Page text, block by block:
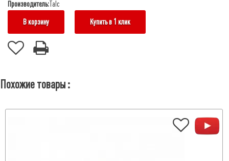
Производитель:Talc
В корзину
Купить в 1 клик
Похожие товары :